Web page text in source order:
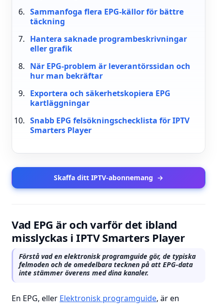
Sammanfoga flera EPG-källor för bättre
täckning
Hantera saknade programbeskrivningar
eller grafik
När EPG-problem är leverantörssidan och
hur man bekräftar
Exportera och säkerhetskopiera EPG
kartläggningar
Snabb EPG felsökningschecklista för IPTV
Smarters Player
Skaffa ditt IPTV-abonnemang →
Vad EPG är och varför det ibland
misslyckas i IPTV Smarters Player
Förstå vad en elektronisk programguide gör, de typiska
felmoden och de omedelbara tecknen på att EPG-data
inte stämmer överens med dina kanaler.
En EPG, eller Elektronisk programguide, är en